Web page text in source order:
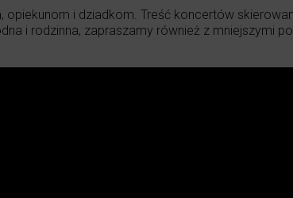
i dziadkom. Treść koncertów
i rodzinna, zapraszamy również z mniejszymi